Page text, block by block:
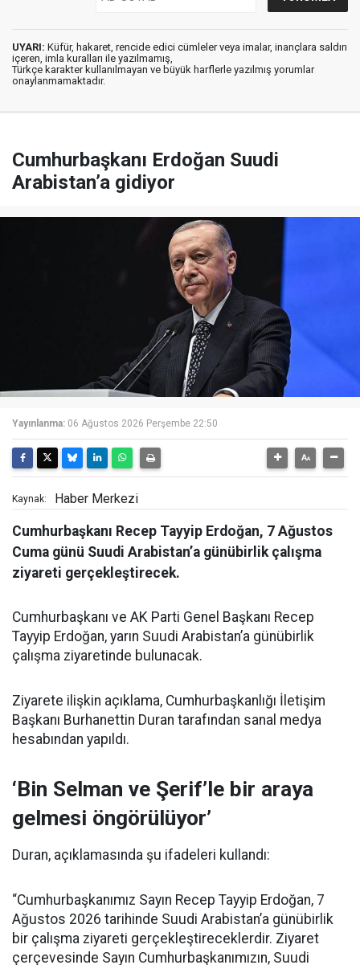
UYARI: Küfür, hakaret, rencide edici cümleler veya imalar, inançlara saldırı
içeren, imla kuralları ile yazılmamış,
Türkçe karakter kullanılmayan ve büyük harflerle yazılmış yorumlar
onaylanmamaktadır.
Cumhurbaşkanı Erdoğan Suudi
Arabistan’a gidiyor
Yayınlanma: 06 Ağustos 2026 Perşembe 22:50
Kaynak: Haber Merkezi
Cumhurbaşkanı Recep Tayyip Erdoğan, 7 Ağustos
Cuma günü Suudi Arabistan’a günübirlik çalışma
ziyareti gerçekleştirecek.
Cumhurbaşkanı ve AK Parti Genel Başkanı Recep
Tayyip Erdoğan, yarın Suudi Arabistan’a günübirlik
çalışma ziyaretinde bulunacak.
Ziyarete ilişkin açıklama, Cumhurbaşkanlığı İletişim
Başkanı Burhanettin Duran tarafından sanal medya
hesabından yapıldı.
‘Bin Selman ve Şerif’le bir araya
gelmesi öngörülüyor’
Duran, açıklamasında şu ifadeleri kullandı:
“Cumhurbaşkanımız Sayın Recep Tayyip Erdoğan, 7
Ağustos 2026 tarihinde Suudi Arabistan’a günübirlik
bir çalışma ziyareti gerçekleştireceklerdir. Ziyaret
çerçevesinde Sayın Cumhurbaşkanımızın, Suudi